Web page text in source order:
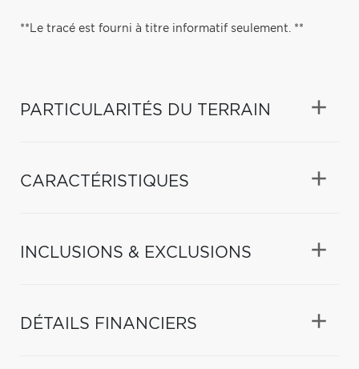
**Le tracé est fourni à titre informatif seulement. **
PARTICULARITÉS DU TERRAIN
CARACTÉRISTIQUES
INCLUSIONS & EXCLUSIONS
DÉTAILS FINANCIERS